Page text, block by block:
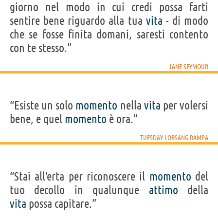
giorno nel modo in cui credi possa farti
sentire bene riguardo alla tua vita - di modo
che se fosse finita domani, saresti contento
con te stesso.”
JANE SEYMOUR
“Esiste un solo momento nella vita per volersi
bene, e quel momento è ora.”
TUESDAY LOBSANG RAMPA
“Stai all'erta per riconoscere il momento del
tuo decollo in qualunque attimo della
vita possa capitare.”